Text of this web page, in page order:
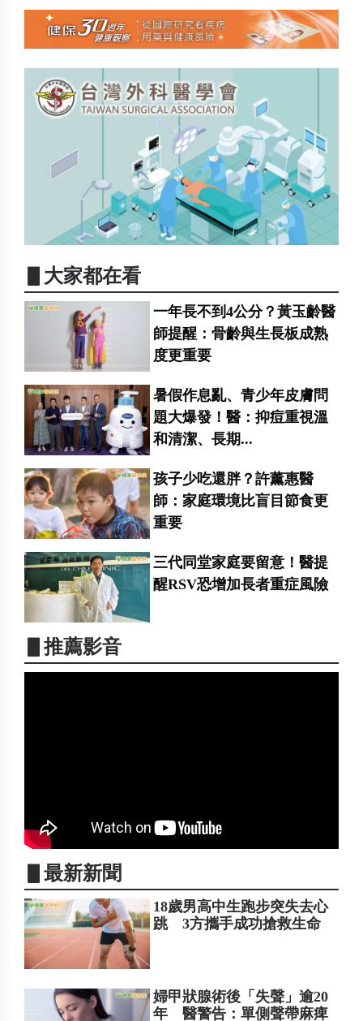
▋大家都在看
一年長不到4公分？黃玉齡醫
師提醒：骨齡與生長板成熟
度更重要
暑假作息亂、青少年皮膚問
題大爆發！醫：抑痘重視溫
和清潔、長期...
孩子少吃還胖？許薰惠醫
師：家庭環境比盲目節食更
重要
三代同堂家庭要留意！醫提
醒RSV恐增加長者重症風險
▋推薦影音
▋最新新聞
18歲男高中生跑步突失去心
跳 3方攜手成功搶救生命
婦甲狀腺術後「失聲」逾20
年 醫警告：單側聲帶麻痺